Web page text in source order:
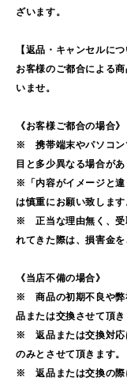
ざいます。
【返品・キャンセルにつ
お客様のご都合による
いませ。
《お客様ご都合の場合》
※ 携帯端末やパソコン
目と多少異なる場合が
※「内容がイメージと違
は慎重にお願い致します
※ 正当な理由無く、受
れてきた際は、損害金
《当店不備の場合》
※ 商品の初期不良や弊
品または交換させて頂
※ 返品または交換対応
のみとさせて頂きます。
※ 返品または交換の際